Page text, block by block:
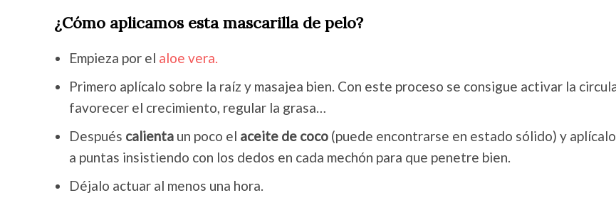
¿Cómo aplicamos esta mascarilla de pelo?
Empieza por el aloe vera.
Primero aplícalo sobre la raíz y masajea bien. Con este proceso se consigue activar la
favorecer el crecimiento, regular la grasa…
Después calienta un poco el aceite de coco (puede encontrarse en estado sólido) y
a puntas insistiendo con los dedos en cada mechón para que penetre bien.
Déjalo actuar al menos una hora.